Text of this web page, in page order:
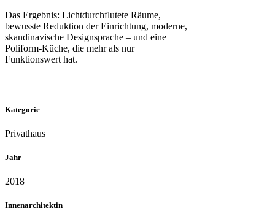
Das Ergebnis: Lichtdurchflutete Räume,
bewusste Reduktion der Einrichtung, moderne,
skandinavische Designsprache – und eine
Poliform-Küche, die mehr als nur
Funktionswert hat.
Kategorie
Privathaus
Jahr
2018
Innenarchitektin